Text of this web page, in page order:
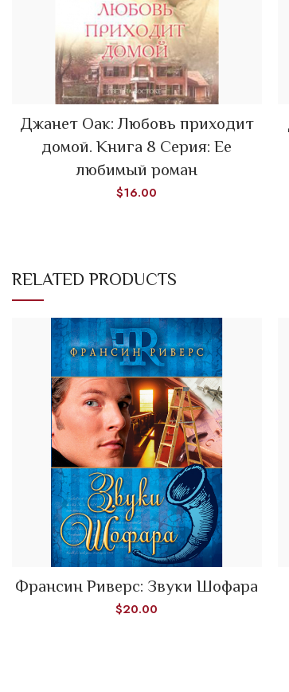
ADD TO CART
Джанет Оак: Любовь приходит
домой. Книга 8 Серия: Ее
любимый роман
$16.00
RELATED PRODUCTS
ADD TO CART
Франсин Риверс: Звуки Шофара
$20.00